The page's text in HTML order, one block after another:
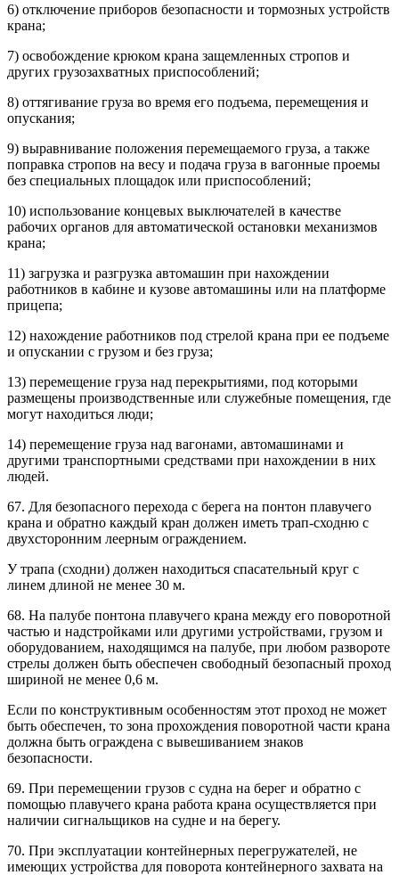
6) отключение приборов безопасности и тормозных устройств
крана;
7) освобождение крюком крана защемленных стропов и
других грузозахватных приспособлений;
8) оттягивание груза во время его подъема, перемещения и
опускания;
9) выравнивание положения перемещаемого груза, а также
поправка стропов на весу и подача груза в вагонные проемы
без специальных площадок или приспособлений;
10) использование концевых выключателей в качестве
рабочих органов для автоматической остановки механизмов
крана;
11) загрузка и разгрузка автомашин при нахождении
работников в кабине и кузове автомашины или на платформе
прицепа;
12) нахождение работников под стрелой крана при ее подъеме
и опускании с грузом и без груза;
13) перемещение груза над перекрытиями, под которыми
размещены производственные или служебные помещения, где
могут находиться люди;
14) перемещение груза над вагонами, автомашинами и
другими транспортными средствами при нахождении в них
людей.
67. Для безопасного перехода с берега на понтон плавучего
крана и обратно каждый кран должен иметь трап-сходню с
двухсторонним леерным ограждением.
У трапа (сходни) должен находиться спасательный круг с
линем длиной не менее 30 м.
68. На палубе понтона плавучего крана между его поворотной
частью и надстройками или другими устройствами, грузом и
оборудованием, находящимся на палубе, при любом развороте
стрелы должен быть обеспечен свободный безопасный проход
шириной не менее 0,6 м.
Если по конструктивным особенностям этот проход не может
быть обеспечен, то зона прохождения поворотной части крана
должна быть ограждена с вывешиванием знаков
безопасности.
69. При перемещении грузов с судна на берег и обратно с
помощью плавучего крана работа крана осуществляется при
наличии сигнальщиков на судне и на берегу.
70. При эксплуатации контейнерных перегружателей, не
имеющих устройства для поворота контейнерного захвата на